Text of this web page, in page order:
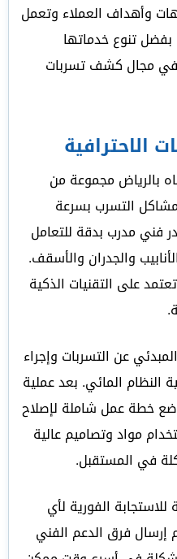
وأهداف العملاء وتعمل
تنوع خدماتها
في مجال كشف تسربات
الاحترافية
بالرياض مجموعة من
مشاكل التسرب بسرعة
فني مدرب بدقة للتعامل
والجدران والأسقف.
على التقنيات الذكية
عن التسربات وإجراء
النظام المائي. بعد عملية
خطة عمل شاملة لإصلاح
مواد وتصاميم عالية
في المستقبل.
الفورية لأي
فرق الدعم الفني